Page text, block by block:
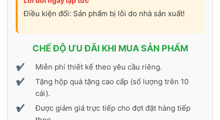
Điều kiện đổi: Sản phẩm bị lỗi do nhà sản xuất!
CHẾ ĐỘ ƯU ĐÃI KHI MUA SẢN PHẨM
Miễn phí thiết kế theo yêu cầu riêng.
Tặng hộp quà tặng cao cấp (số lượng trên 10
cái).
Được giảm giá trực tiếp cho đợt đặt hàng tiếp